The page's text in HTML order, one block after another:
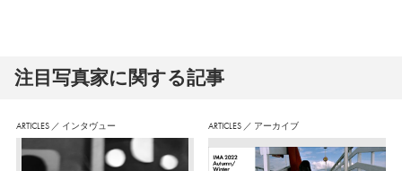
注⽬写真家に関する記事
ARTICLES ／ インタヴュー ARTICLES ／ アーカイブ